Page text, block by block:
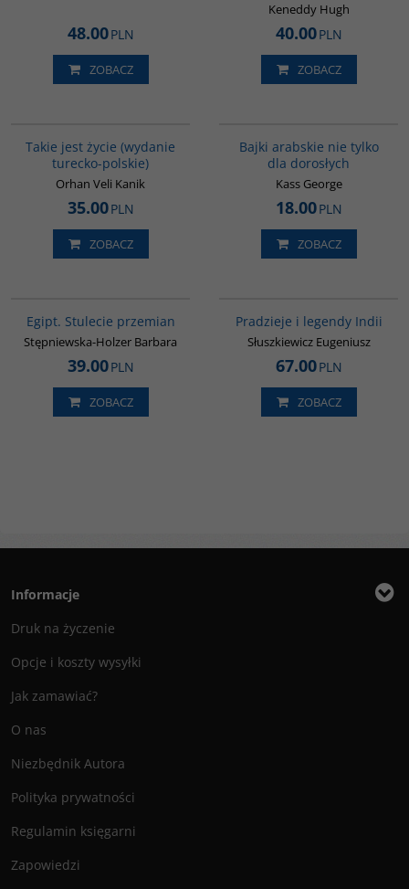
48.00PLN
ZOBACZ
Keneddy Hugh
40.00PLN
ZOBACZ
Takie jest życie (wydanie
turecko-polskie)
Orhan Veli Kanik
35.00PLN
ZOBACZ
Bajki arabskie nie tylko
dla dorosłych
Kass George
18.00PLN
ZOBACZ
Egipt. Stulecie przemian
Stępniewska-Holzer Barbara
39.00PLN
ZOBACZ
Pradzieje i legendy Indii
Słuszkiewicz Eugeniusz
67.00PLN
ZOBACZ
Informacje
Druk na życzenie
Opcje i koszty wysyłki
Jak zamawiać?
O nas
Niezbędnik Autora
Polityka prywatności
Regulamin księgarni
Zapowiedzi